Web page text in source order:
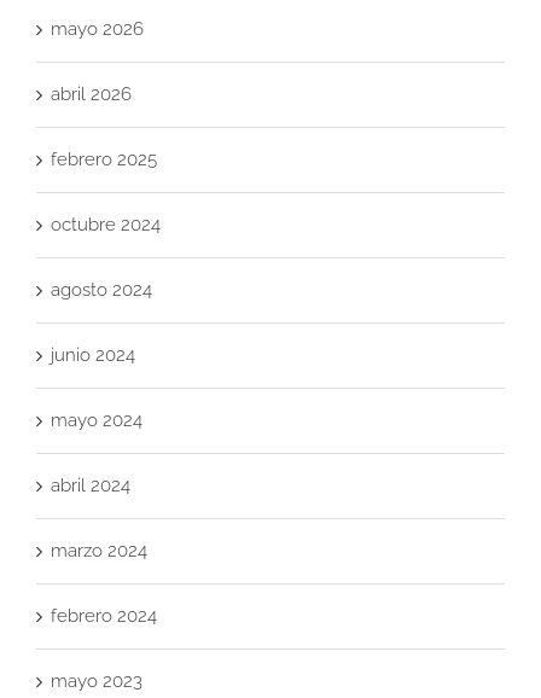
mayo 2026
abril 2026
febrero 2025
octubre 2024
agosto 2024
junio 2024
mayo 2024
abril 2024
marzo 2024
febrero 2024
mayo 2023